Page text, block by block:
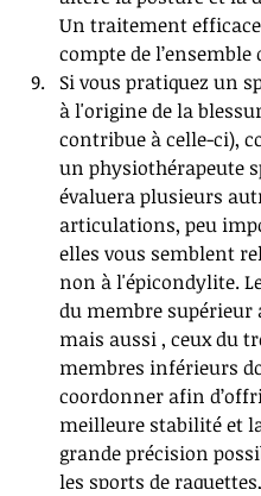
Un traitement
compte de l’ensemble
Si vous pratiquez un
à l'origine de la
contribue à celle-ci),
un physiothérapeute
évaluera plusieurs
articulations, peu
elles vous semblent
non à l'épicondylite.
du membre supérieur
mais aussi , ceux du
membres inférieurs
coordonner afin
meilleure stabilité et
grande précision
les sports de